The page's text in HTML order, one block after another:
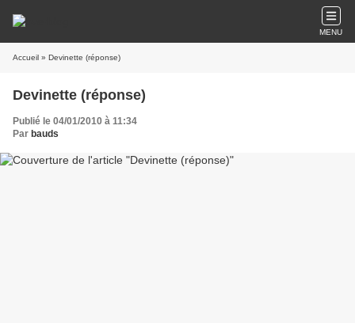
MENU
Accueil » Devinette (réponse)
Devinette (réponse)
Publié le 04/01/2010 à 11:34
Par bauds